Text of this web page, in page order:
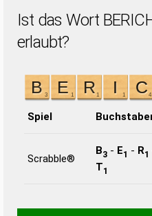
Ist das Wort
erlaubt?
Spiel
Scrabble®
B3 - E1 - R1
T1